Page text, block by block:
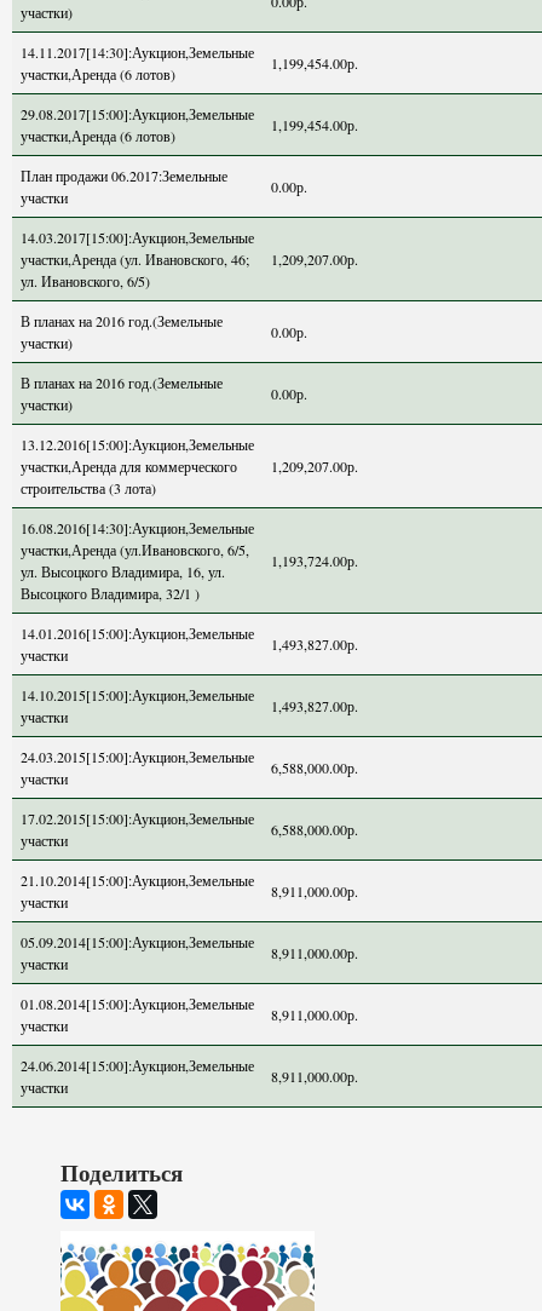
участки)
14.11.2017[14:30]:Аукцион,Земельные
участки,Аренда (6 лотов)
1,199,454.00р.
29.08.2017[15:00]:Аукцион,Земельные
участки,Аренда (6 лотов)
1,199,454.00р.
План продажи 06.2017:Земельные
участки
0.00р.
14.03.2017[15:00]:Аукцион,Земельные
участки,Аренда (ул. Ивановского, 46;
ул. Ивановского, 6/5)
1,209,207.00р.
В планах на 2016 год.(Земельные
участки)
0.00р.
В планах на 2016 год.(Земельные
участки)
0.00р.
13.12.2016[15:00]:Аукцион,Земельные
участки,Аренда для коммерческого
строительства (3 лота)
1,209,207.00р.
16.08.2016[14:30]:Аукцион,Земельные
участки,Аренда (ул.Ивановского, 6/5,
ул. Высоцкого Владимира, 16, ул.
Высоцкого Владимира, 32/1 )
1,193,724.00р.
14.01.2016[15:00]:Аукцион,Земельные
участки
1,493,827.00р.
14.10.2015[15:00]:Аукцион,Земельные
участки
1,493,827.00р.
24.03.2015[15:00]:Аукцион,Земельные
участки
6,588,000.00р.
17.02.2015[15:00]:Аукцион,Земельные
участки
6,588,000.00р.
21.10.2014[15:00]:Аукцион,Земельные
участки
8,911,000.00р.
05.09.2014[15:00]:Аукцион,Земельные
участки
8,911,000.00р.
01.08.2014[15:00]:Аукцион,Земельные
участки
8,911,000.00р.
24.06.2014[15:00]:Аукцион,Земельные
участки
8,911,000.00р.
Поделиться